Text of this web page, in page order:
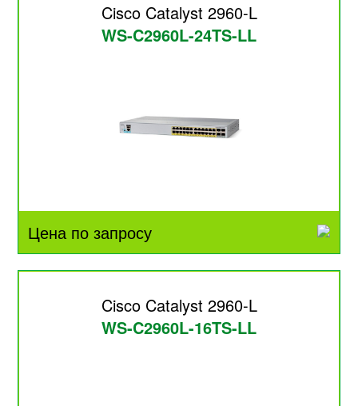
Cisco Catalyst 2960-L
WS-C2960L-24TS-LL
Цена по запросу
Cisco Catalyst 2960-L
WS-C2960L-16TS-LL